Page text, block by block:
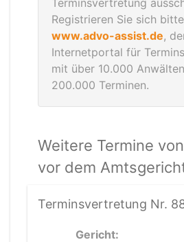
Terminsvertretung
Registrieren Sie sich
www.advo-assist.de,
Internetportal für
mit über 10.000
200.000 Terminen.
Weitere Termine
vor dem
Terminsvertretung Nr.
Gericht: